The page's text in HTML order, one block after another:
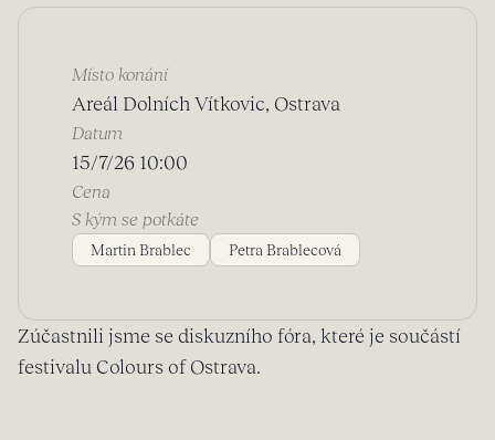
Místo konání
Areál Dolních Vítkovic, Ostrava
Datum
15/7/26 10:00
Cena
S kým se potkáte
Martin Brablec Petra Brablecová
Zúčastnili jsme se diskuzního fóra, které je součástí
festivalu Colours of Ostrava.